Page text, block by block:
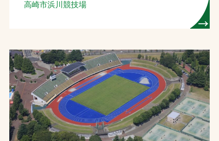
高崎市浜川競技場